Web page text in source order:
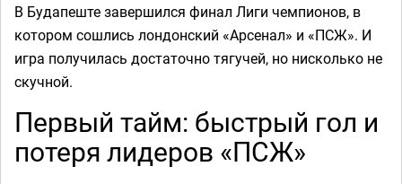
В Будапеште завершился финал Лиги чемпионов, в
котором сошлись лондонский «Арсенал» и «ПСЖ». И
игра получилась достаточно тягучей, но нисколько не
скучной.
Первый тайм: быстрый гол и
потеря лидеров «ПСЖ»